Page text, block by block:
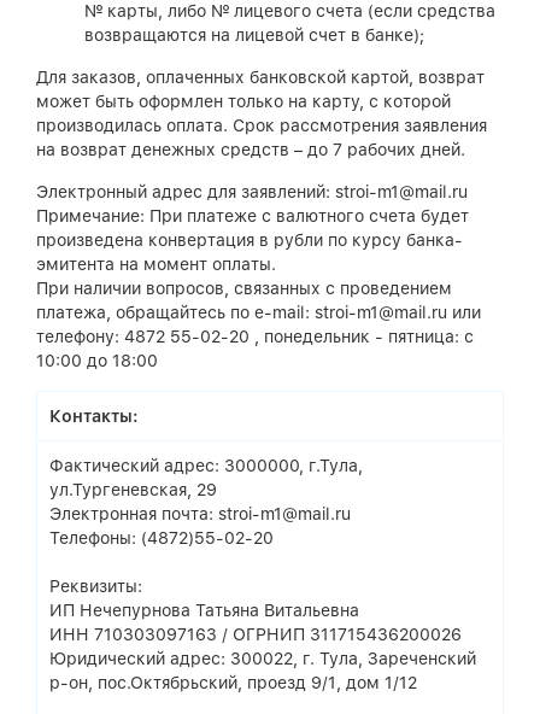
№ карты, либо № лицевого счета (если средства
возвращаются на лицевой счет в банке);
Для заказов, оплаченных банковской картой, возврат
может быть оформлен только на карту, с которой
производилась оплата. Срок рассмотрения заявления
на возврат денежных средств – до 7 рабочих дней.
Электронный адрес для заявлений: stroi-m1@mail.ru
Примечание: При платеже с валютного счета будет
произведена конвертация в рубли по курсу банка-
эмитента на момент оплаты.
При наличии вопросов, связанных с проведением
платежа, обращайтесь по e-mail: stroi-m1@mail.ru или
телефону: 4872 55-02-20 , понедельник - пятница: с
10:00 до 18:00
Контакты:
Фактический адрес: 3000000, г.Тула,
ул.Тургеневская, 29
Электронная почта: stroi-m1@mail.ru
Телефоны: (4872)55-02-20
Реквизиты:
ИП Нечепурнова Татьяна Витальевна
ИНН 710303097163 / ОГРНИП 311715436200026
Юридический адрес: 300022, г. Тула, Зареченский
р-он, пос.Октябрьский, проезд 9/1, дом 1/12